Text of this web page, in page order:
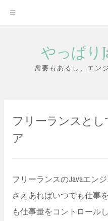
やっぱり
需要もあるし、エン
フリーランスとし
ア
フリーランスのJavaエン
さえあればいつでも仕事
も仕事量をコントロール